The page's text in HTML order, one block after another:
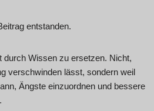
entstanden.
durch Wissen zu ersetzen. Nicht,
verschwinden lässt, sondern weil
Ängste einzuordnen und bessere